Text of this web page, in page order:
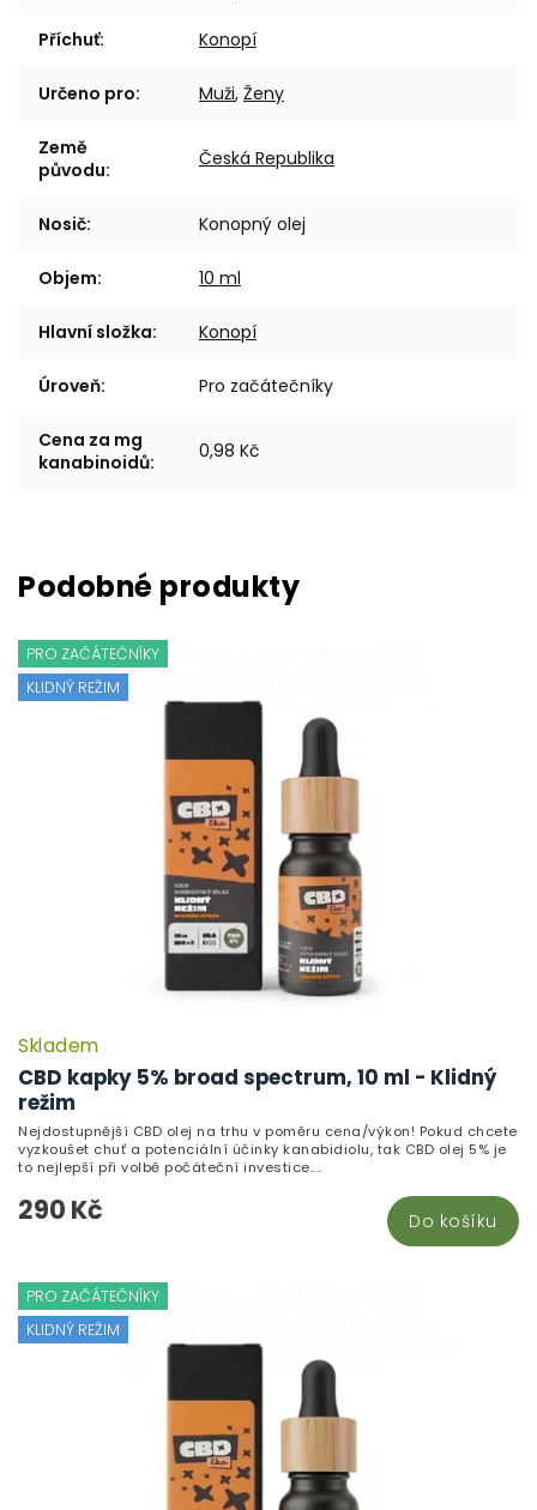
Příchuť: Konopí
Určeno pro: Muži, Ženy
Země
původu: Česká Republika
Nosič: Konopný olej
Objem: 10 ml
Hlavní složka: Konopí
Úroveň: Pro začátečníky
Cena za mg
kanabinoidů: 0,98 Kč
PRO ZAČÁTEČNÍKY
KLIDNÝ REŽIM
CBD kapky 5% broad spectrum, 10 ml - Klidný
režim
Skladem
290 Kč Do košíku
Nejdostupnější CBD olej na trhu v poměru cena/výkon! Pokud chcete
vyzkoušet chuť a potenciální účinky kanabidiolu, tak CBD olej 5% je
to nejlepší při volbě počáteční investice....
PRO ZAČÁTEČNÍKY
KLIDNÝ REŽIM